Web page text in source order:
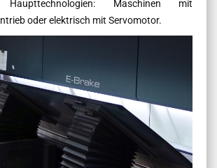
Maschinen mit
oder elektrisch mit Servomotor.